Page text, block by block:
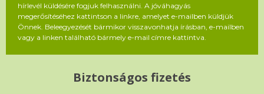
hírlevél küldésére fogjuk felhasználni. A jóváhagyás
megerősítéséhez kattintson a linkre, amelyet e-mailben küldjük
Önnek. Beleegyezését bármikor visszavonhatja írásban, e-mailben
vagy a linken található bármely e-mail címre kattintva.
Biztonságos fizetés